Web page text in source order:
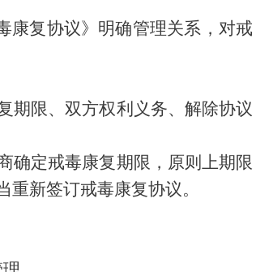
康复协议》明确管理关系，对戒
期限、双方权利义务、解除协议
确定戒毒康复期限，原则上期限
新签订戒毒康复协议。